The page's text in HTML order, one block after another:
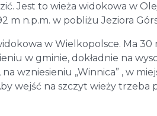
Jest to wieża widokowa w
m n.p.m. w pobliżu Jeziora
w Wielkopolsce. Ma
w gminie, dokładnie na
wzniesieniu „Winnica” , w
wejść na szczyt wieży trzeba